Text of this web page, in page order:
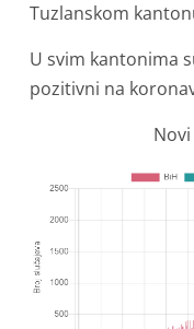
Tuzlanskom
U svim kantonima
pozitivni na